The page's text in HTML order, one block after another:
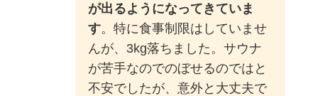
が出るようになってきていま
す。特に食事制限はしていませ
んが、3kg落ちました。サウナ
が苦手なのでのぼせるのではと
不安でしたが、意外と大丈夫で